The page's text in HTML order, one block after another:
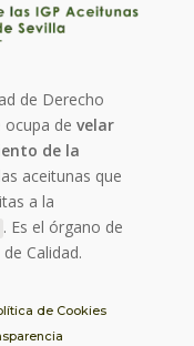
de Derecho
ocupa develar
de la
aceitunas que
a la
. Es el órgano de
Calidad.
de Cookies